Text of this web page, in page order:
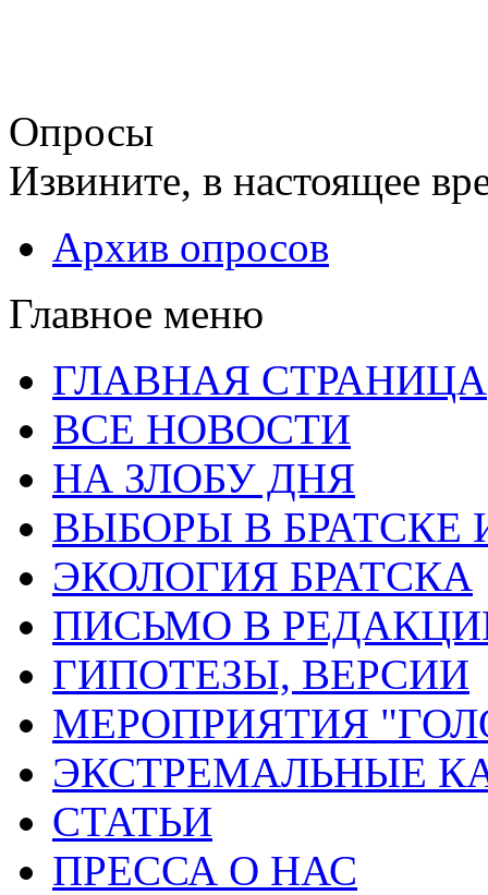
Опросы
Извините, в настоящее
Архив опросов
Главное меню
ГЛАВНАЯ СТРАНИЦА
ВСЕ НОВОСТИ
НА ЗЛОБУ ДНЯ
ВЫБОРЫ В БРАТСКЕ
ЭКОЛОГИЯ БРАТСКА
ПИСЬМО В
ГИПОТЕЗЫ, ВЕРСИИ
МЕРОПРИЯТИЯ
ЭКСТРЕМАЛЬНЫЕ
СТАТЬИ
ПРЕССА О НАС